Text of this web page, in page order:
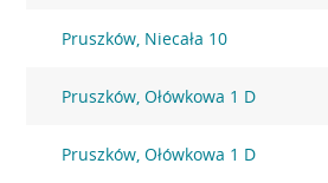
Pruszków, Niecała 10
Pruszków, Ołówkowa 1 D
Pruszków, Ołówkowa 1 D